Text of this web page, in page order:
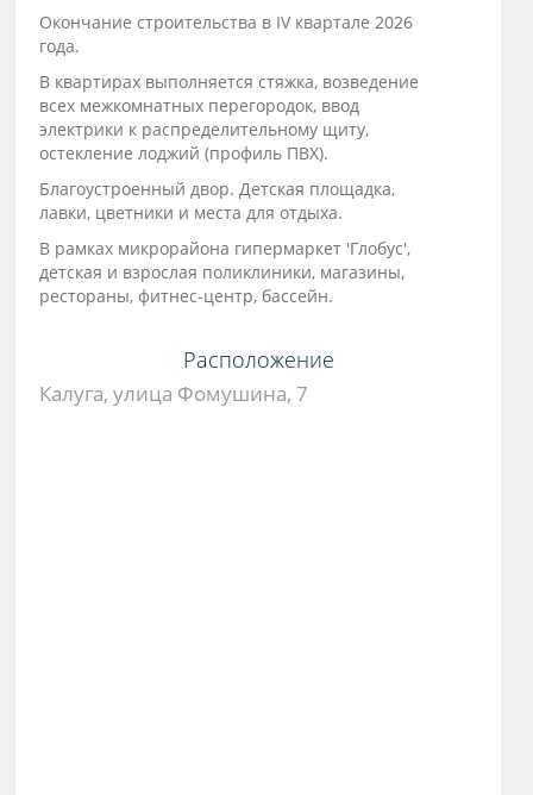
Окончание строительства в IV квартале 2026
года.
В квартирах выполняется стяжка, возведение
всех межкомнатных перегородок, ввод
электрики к распределительному щиту,
остекление лоджий (профиль ПВХ).
Благоустроенный двор. Детская площадка,
лавки, цветники и места для отдыха.
В рамках микрорайона гипермаркет 'Глобус',
детская и взрослая поликлиники, магазины,
рестораны, фитнес-центр, бассейн.
Расположение
Калуга, улица Фомушина, 7